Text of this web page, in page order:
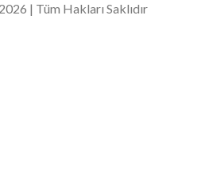
| Tüm Hakları Saklıdır